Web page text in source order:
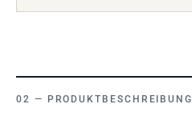
PRODUKTBESCHREIBUNG